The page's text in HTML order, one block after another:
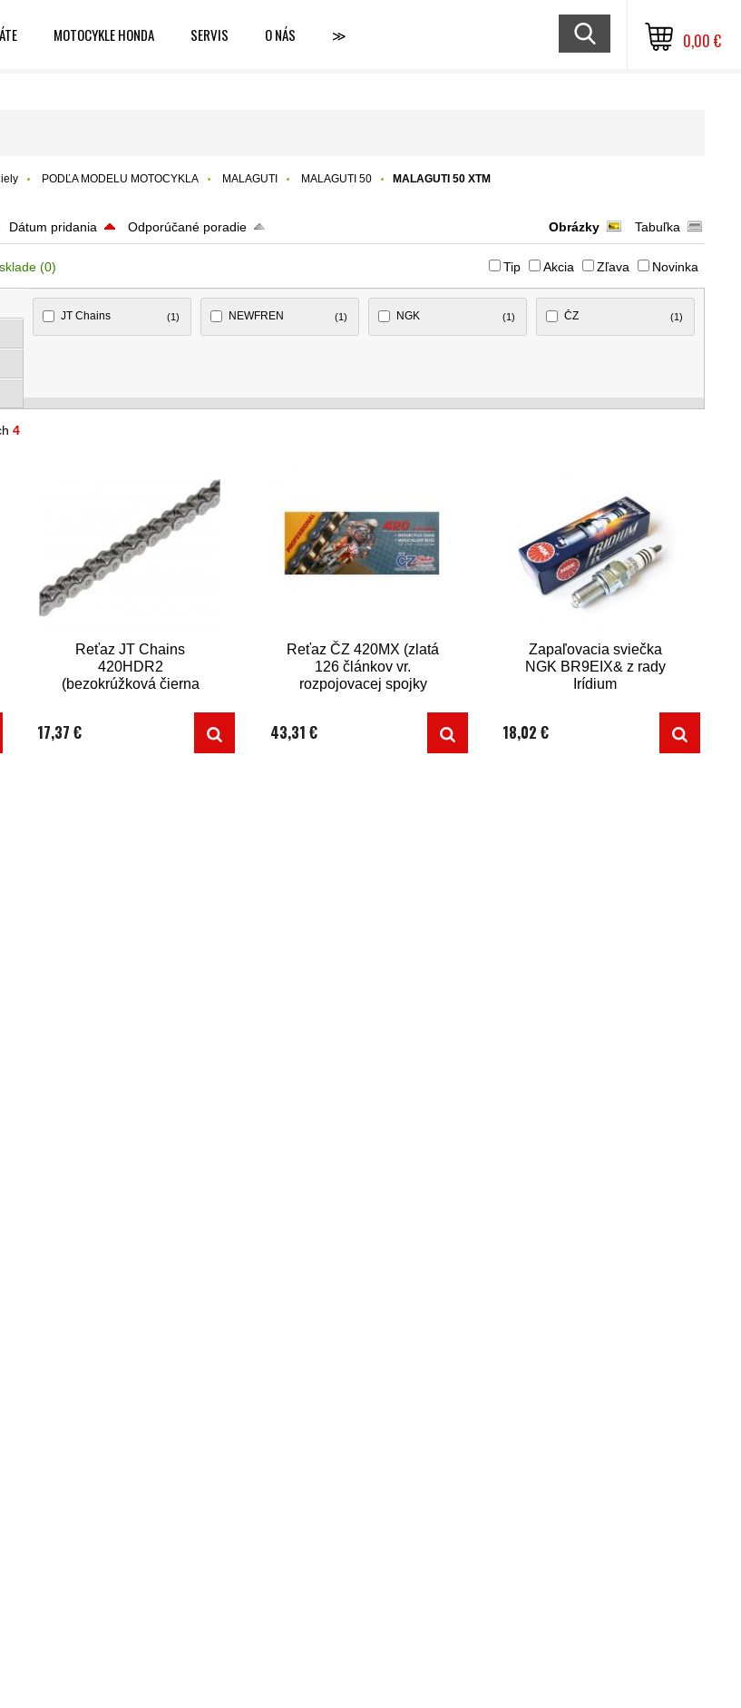
MOTOCYKLE HONDA SERVIS O NÁS ≫ 0,00 €
PODĽA MODELU MOTOCYKLA MALAGUTI MALAGUTI 50 MALAGUTI 50 XTM
Dátum pridania Odporúčané poradie Obrázky Tabuľka
(0) Tip Akcia Zľava Novinka
JT Chains (1) NEWFREN (1) NGK (1) ČZ (1)
4
Reťaz JT Chains
420HDR2
(bezokrúžková čierna
17,37 €
Reťaz ČZ 420MX (zlatá
126 článkov vr.
rozpojovacej spojky
43,31 €
Zapaľovacia sviečka
NGK BR9EIX& z rady
Irídium
18,02 €